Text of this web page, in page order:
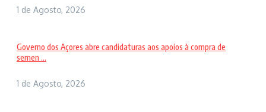
1 de Agosto, 2026
Governo dos Açores abre candidaturas aos apoios à compra de
semen ...
1 de Agosto, 2026